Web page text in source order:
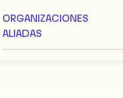
ORGANIZACIONES
ALIADAS